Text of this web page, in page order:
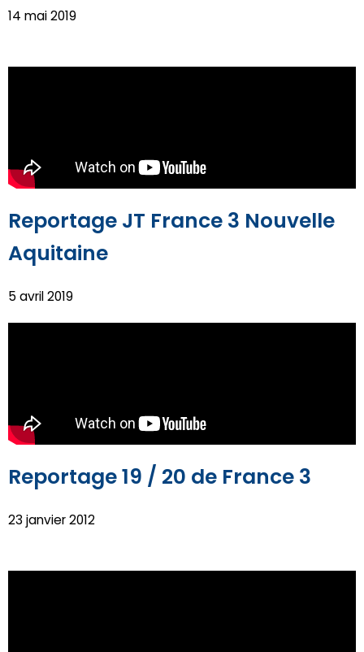
14 mai 2019
Reportage JT France 3 Nouvelle
Aquitaine
5 avril 2019
Reportage 19 / 20 de France 3
23 janvier 2012